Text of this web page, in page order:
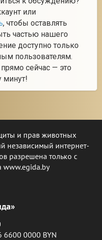
или
, чтобы оставлять
частью нашего
доступно только
пользователям.
сейчас — это
минут!
и прав животных
независимый интернет-
разрешена только с
www.egida.by
6600 0000 BYN